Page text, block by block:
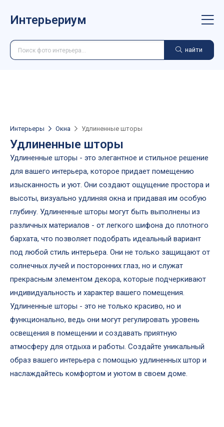
Интерьериум
найти
Интерьеры Окна Удлиненные шторы
Удлиненные шторы
Удлиненные шторы - это элегантное и стильное решение
для вашего интерьера, которое придает помещению
изысканность и уют. Они создают ощущение простора и
высоты, визуально удлиняя окна и придавая им особую
глубину. Удлиненные шторы могут быть выполнены из
различных материалов - от легкого шифона до плотного
бархата, что позволяет подобрать идеальный вариант
под любой стиль интерьера. Они не только защищают от
солнечных лучей и посторонних глаз, но и служат
прекрасным элементом декора, которые подчеркивают
индивидуальность и характер вашего помещения.
Удлиненные шторы - это не только красиво, но и
функционально, ведь они могут регулировать уровень
освещения в помещении и создавать приятную
атмосферу для отдыха и работы. Создайте уникальный
образ вашего интерьера с помощью удлиненных штор и
наслаждайтесь комфортом и уютом в своем доме.